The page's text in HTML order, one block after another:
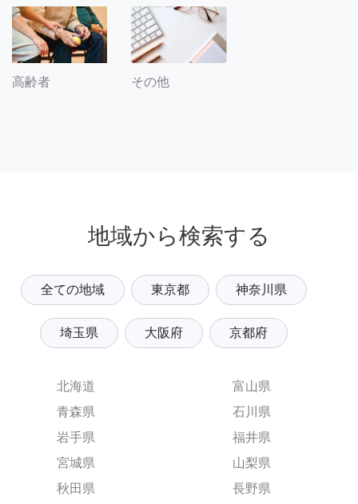
高齢者 その他
地域から検索する
全ての地域 東京都 神奈川県
埼玉県 大阪府 京都府
北海道
青森県
岩手県
宮城県
秋田県
富山県
石川県
福井県
山梨県
長野県